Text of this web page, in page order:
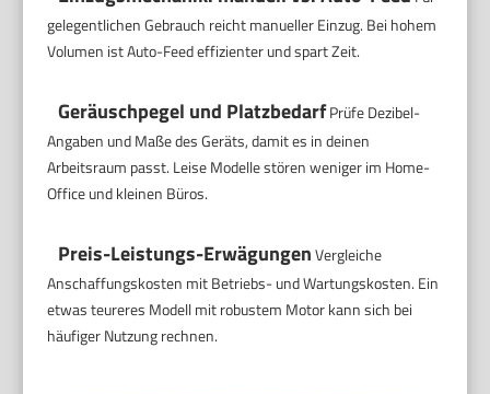
gelegentlichen Gebrauch reicht manueller Einzug. Bei hohem
Volumen ist Auto-Feed effizienter und spart Zeit.
Geräuschpegel und PlatzbedarfPrüfe Dezibel-
Angaben und Maße des Geräts, damit es in deinen
Arbeitsraum passt. Leise Modelle stören weniger im Home-
Office und kleinen Büros.
Preis-Leistungs-ErwägungenVergleiche
Anschaffungskosten mit Betriebs- und Wartungskosten. Ein
etwas teureres Modell mit robustem Motor kann sich bei
häufiger Nutzung rechnen.